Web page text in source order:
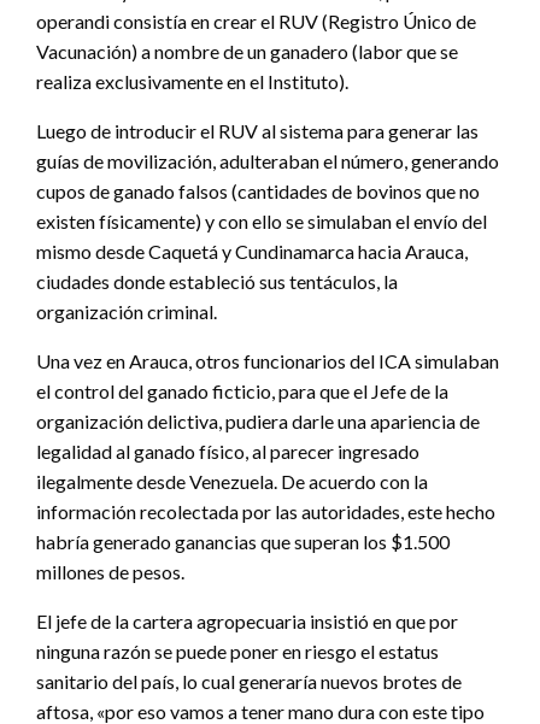
operandi consistía en crear el RUV (Registro Único de
Vacunación) a nombre de un ganadero (labor que se
realiza exclusivamente en el Instituto).
Luego de introducir el RUV al sistema para generar las
guías de movilización, adulteraban el número, generando
cupos de ganado falsos (cantidades de bovinos que no
existen físicamente) y con ello se simulaban el envío del
mismo desde Caquetá y Cundinamarca hacia Arauca,
ciudades donde estableció sus tentáculos, la
organización criminal.
Una vez en Arauca, otros funcionarios del ICA simulaban
el control del ganado ficticio, para que el Jefe de la
organización delictiva, pudiera darle una apariencia de
legalidad al ganado físico, al parecer ingresado
ilegalmente desde Venezuela. De acuerdo con la
información recolectada por las autoridades, este hecho
habría generado ganancias que superan los $1.500
millones de pesos.
El jefe de la cartera agropecuaria insistió en que por
ninguna razón se puede poner en riesgo el estatus
sanitario del país, lo cual generaría nuevos brotes de
aftosa, «por eso vamos a tener mano dura con este tipo